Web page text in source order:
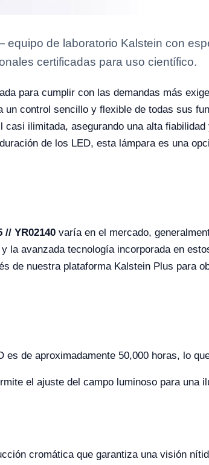
de laboratorio Kalstein con
certificadas para uso científico.
para cumplir con las demandas más
control sencillo y flexible de todas sus
ilimitada, asegurando una alta
de los LED, esta lámpara es una
// YR02140 varía en el mercado,
la avanzada tecnología incorporada en
de nuestra plataforma Kalstein Plus para
es de aproximadamente 50,000 horas, lo
el ajuste del campo luminoso para una
cromática que garantiza una visión